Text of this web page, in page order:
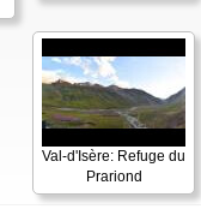
Val-d'Isère: Refuge du
Prariond